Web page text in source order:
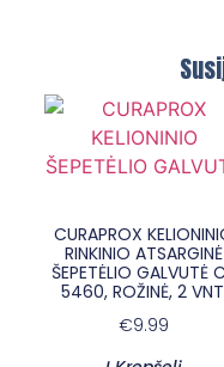
CURAPROX
RINKINIO ATSARGINĖ
ŠEPETĖLIO GALVUTĖ
5460, ROŽINĖ, 2
€9.99